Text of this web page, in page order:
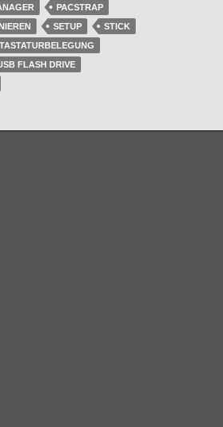
PACSTRAP
SETUP
STICK
TASTATURBELEGUNG
FLASH DRIVE